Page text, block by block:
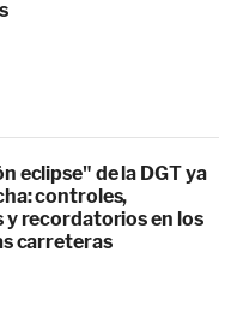
eclipse" de la DGT ya
controles,
recordatorios en los
carreteras